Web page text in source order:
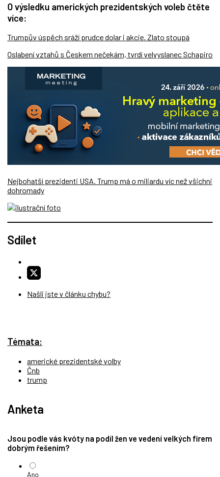
O výsledku amerických prezidentských voleb čtěte
více:
Trumpův úspěch sráží prudce dolar i akcie. Zlato stoupá
Oslabení vztahů s Českem nečekám, tvrdí velvyslanec Schapiro
Nejbohatší prezidenti USA. Trump má o miliardu víc než všichni
dohromady
Sdílet
Našli jste v článku chybu?
Témata:
americké prezidentské volby
Čnb
trump
Anketa
Jsou podle vás kvóty na podíl žen ve vedení velkých firem
dobrým řešením?
Ano